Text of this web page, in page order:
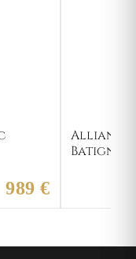
989 €
Alliance
Batigne